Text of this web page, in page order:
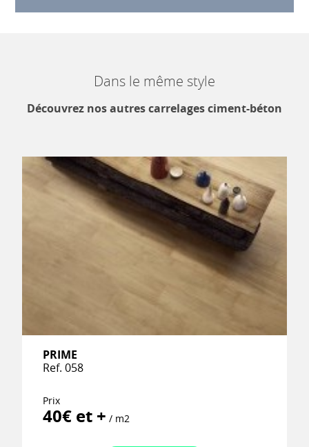
Dans le même style
Découvrez nos autres carrelages ciment-béton
PRIME
Ref. 058
Prix
40€ et + / m2